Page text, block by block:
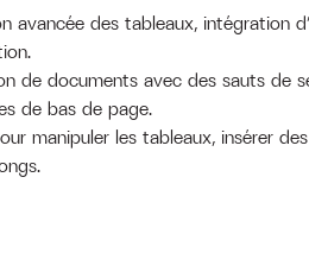
avancée des tableaux, intégration
de documents avec des sauts de
de bas de page.
manipuler les tableaux, insérer